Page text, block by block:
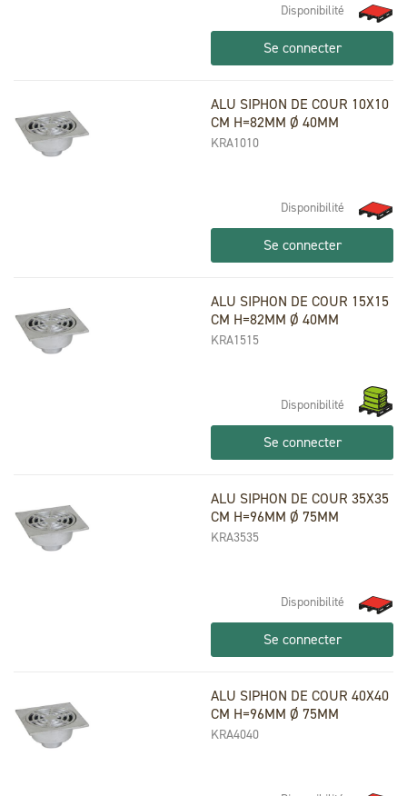
Disponibilité
Se connecter
ALU SIPHON DE COUR 10X10
CM H=82MM Ø 40MM
KRA1010
Disponibilité
Se connecter
ALU SIPHON DE COUR 15X15
CM H=82MM Ø 40MM
KRA1515
Disponibilité
Se connecter
ALU SIPHON DE COUR 35X35
CM H=96MM Ø 75MM
KRA3535
Disponibilité
Se connecter
ALU SIPHON DE COUR 40X40
CM H=96MM Ø 75MM
KRA4040